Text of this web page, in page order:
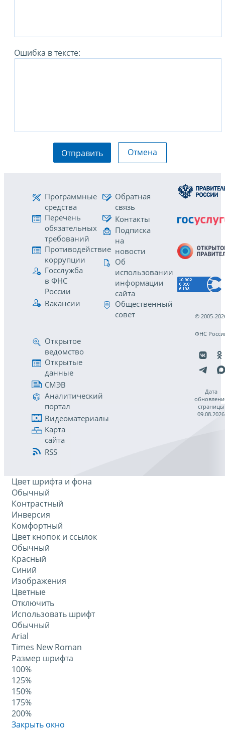
Ошибка в тексте:
Отправить Отмена
Программные
средства
Перечень
обязательных
требований
Противодействие
коррупции
Госслужба
в ФНС
России
Вакансии
Обратная
связь
Контакты
Подписка
на
новости
Об
использовании
информации
сайта
Общественный
совет
Открытое
ведомство
Открытые
данные
СМЭВ
Аналитический
портал
Видеоматериалы
Карта
сайта
RSS
© 2005-
ФНС
Дата
страницы
09.08.2026
Цвет шрифта и фона
Обычный
Контрастный
Инверсия
Комфортный
Цвет кнопок и ссылок
Обычный
Красный
Синий
Изображения
Цветные
Отключить
Использовать шрифт
Обычный
Arial
Times New Roman
Размер шрифта
100%
125%
150%
175%
200%
Закрыть окно